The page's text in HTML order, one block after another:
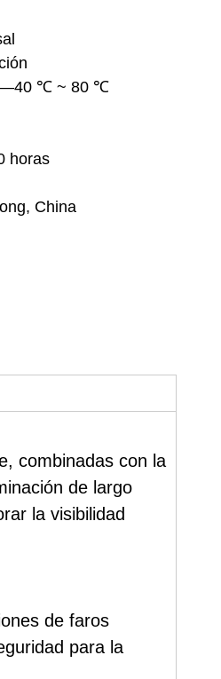
℃ ~ 80 ℃
horas
China
combinadas con la
de largo
la visibilidad
de faros
para la